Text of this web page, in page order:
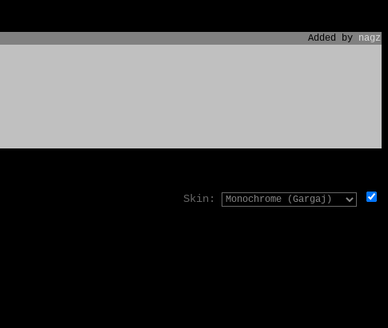
Added by nagz
Skin: